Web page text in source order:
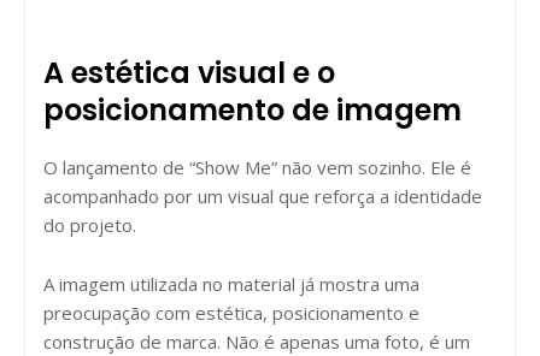
A estética visual e o
posicionamento de imagem
O lançamento de “Show Me” não vem sozinho. Ele é
acompanhado por um visual que reforça a identidade
do projeto.
A imagem utilizada no material já mostra uma
preocupação com estética, posicionamento e
construção de marca. Não é apenas uma foto, é um